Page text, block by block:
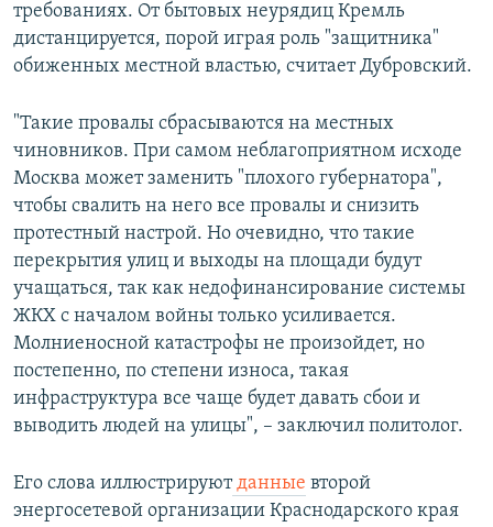
требованиях. От бытовых неурядиц Кремль
дистанцируется, порой играя роль "защитника"
обиженных местной властью, считает Дубровский.
"Такие провалы сбрасываются на местных
чиновников. При самом неблагоприятном исходе
Москва может заменить "плохого губернатора",
чтобы свалить на него все провалы и снизить
протестный настрой. Но очевидно, что такие
перекрытия улиц и выходы на площади будут
учащаться, так как недофинансирование системы
ЖКХ с началом войны только усиливается.
Молниеносной катастрофы не произойдет, но
постепенно, по степени износа, такая
инфраструктура все чаще будет давать сбои и
выводить людей на улицы", – заключил политолог.
Его слова иллюстрируютданные второй
энергосетевой организации Краснодарского края